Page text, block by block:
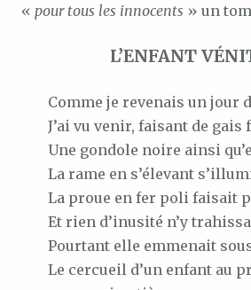
« pour tous les innocents » un
L’ENFANT
Comme je revenais un jour
J’ai vu venir, faisant de gais
Une gondole noire ainsi
La rame en s’élevant
La proue en fer poli faisait
Et rien d’inusité n’y
Pourtant elle emmenait
Le cercueil d’un enfant au